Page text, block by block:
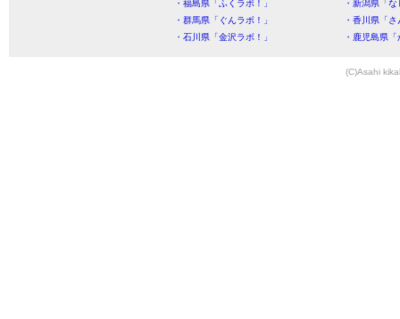
・福島県「ふくラボ！」
・新潟県「
・群馬県「ぐんラボ！」
・香川県「
・石川県「金沢ラボ！」
・鹿児島県
(C)Asahi